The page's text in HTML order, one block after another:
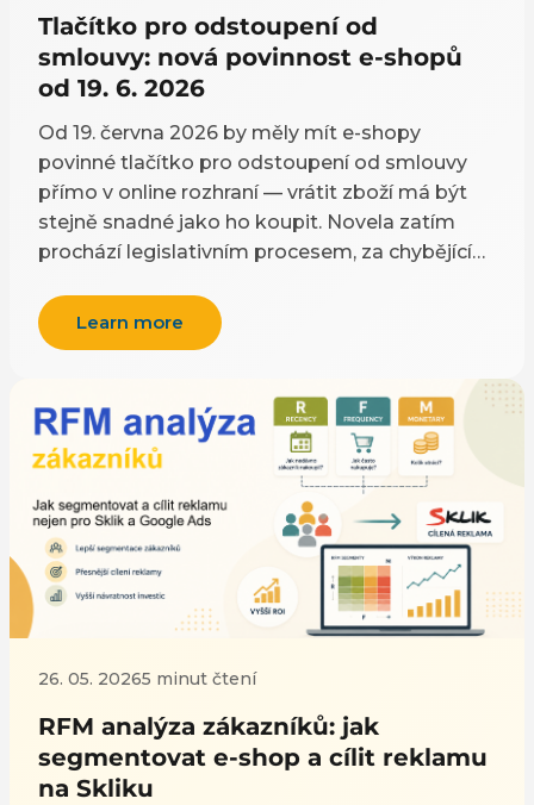
věc, která funguje, než deset, kterým nebudete
věřit.
Tlačítko pro odstoupení od
smlouvy: nová povinnost e-shopů
od 19. 6. 2026
Od 19. června 2026 by měly mít e-shopy
povinné tlačítko pro odstoupení od smlouvy
přímo v online rozhraní — vrátit zboží má být
stejně snadné jako ho koupit. Novela zatím
prochází legislativním procesem, za chybějící
Lhůta ani rozsah práva na vrácení se nemění,
mění se jen způsob, jak odstoupení provést:
tlačítkem dostupným po celou 14denní lhůtu.
Připravit je potřeba obchodní podmínky, UX i
interní procesy včetně automatizace vratek.
Learn more
26. 05. 20265 minut čtení
RFM analýza zákazníků: jak
segmentovat e-shop a cílit reklamu
na Skliku